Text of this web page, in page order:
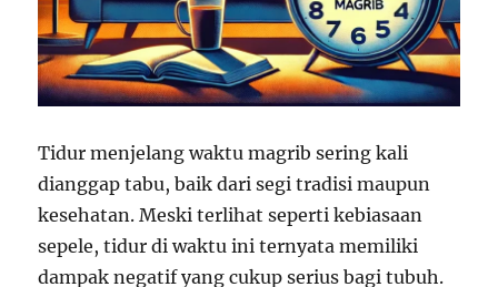
Tidur menjelang waktu magrib sering kali
dianggap tabu, baik dari segi tradisi maupun
kesehatan. Meski terlihat seperti kebiasaan
sepele, tidur di waktu ini ternyata memiliki
dampak negatif yang cukup serius bagi tubuh.